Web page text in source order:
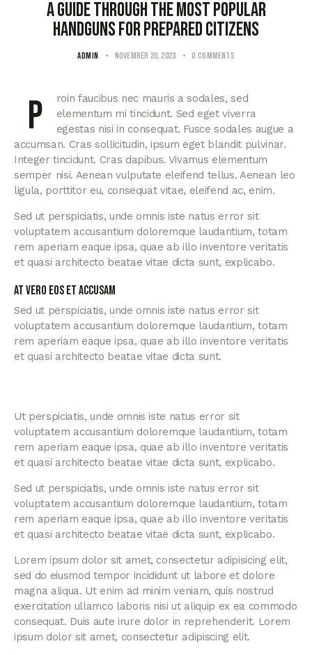
A guide through the most popular
handguns for prepared citizens
ADMIN November 20, 2023 0 Comments
Proin faucibus nec mauris a sodales, sed
elementum mi tincidunt. Sed eget viverra
egestas nisi in consequat. Fusce sodales augue a
accumsan. Cras sollicitudin, ipsum eget blandit pulvinar.
Integer tincidunt. Cras dapibus. Vivamus elementum
semper nisi. Aenean vulputate eleifend tellus. Aenean leo
ligula, porttitor eu, consequat vitae, eleifend ac, enim.
Sed ut perspiciatis, unde omnis iste natus error sit
voluptatem accusantium doloremque laudantium, totam
rem aperiam eaque ipsa, quae ab illo inventore veritatis
et quasi architecto beatae vitae dicta sunt, explicabo.
At vero eos et accusam
Sed ut perspiciatis, unde omnis iste natus error sit
voluptatem accusantium doloremque laudantium, totam
rem aperiam eaque ipsa, quae ab illo inventore veritatis
et quasi architecto beatae vitae dicta sunt.
Ut perspiciatis, unde omnis iste natus error sit
voluptatem accusantium doloremque laudantium, totam
rem aperiam eaque ipsa, quae ab illo inventore veritatis
et quasi architecto beatae vitae dicta sunt, explicabo.
Sed ut perspiciatis, unde omnis iste natus error sit
voluptatem accusantium doloremque laudantium, totam
rem aperiam eaque ipsa, quae ab illo inventore veritatis
et quasi architecto beatae vitae dicta sunt, explicabo.
Lorem ipsum dolor sit amet, consectetur adipisicing elit,
sed do eiusmod tempor incididunt ut labore et dolore
magna aliqua. Ut enim ad minim veniam, quis nostrud
exercitation ullamco laboris nisi ut aliquip ex ea commodo
consequat. Duis aute irure dolor in reprehenderit. Lorem
ipsum dolor sit amet, consectetur adipiscing elit.